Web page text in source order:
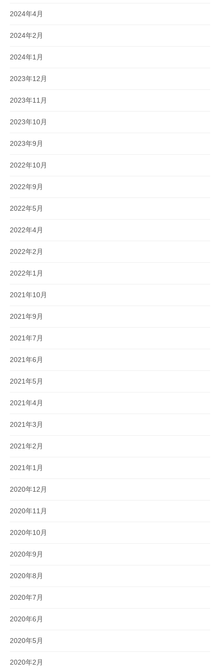
2024年4月
2024年2月
2024年1月
2023年12月
2023年11月
2023年10月
2023年9月
2022年10月
2022年9月
2022年5月
2022年4月
2022年2月
2022年1月
2021年10月
2021年9月
2021年7月
2021年6月
2021年5月
2021年4月
2021年3月
2021年2月
2021年1月
2020年12月
2020年11月
2020年10月
2020年9月
2020年8月
2020年7月
2020年6月
2020年5月
2020年2月